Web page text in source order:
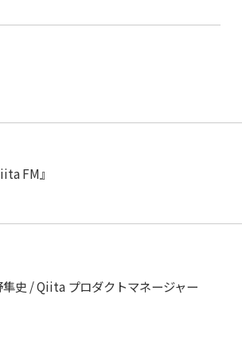
FM』
隼史 / Qiita プロダクトマネージャー